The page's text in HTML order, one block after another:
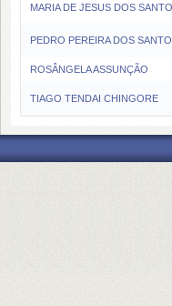
MARIA DE JESUS DOS
PEDRO PEREIRA DOS
ROSÂNGELA ASSUNÇÃO
TIAGO TENDAI CHINGORE